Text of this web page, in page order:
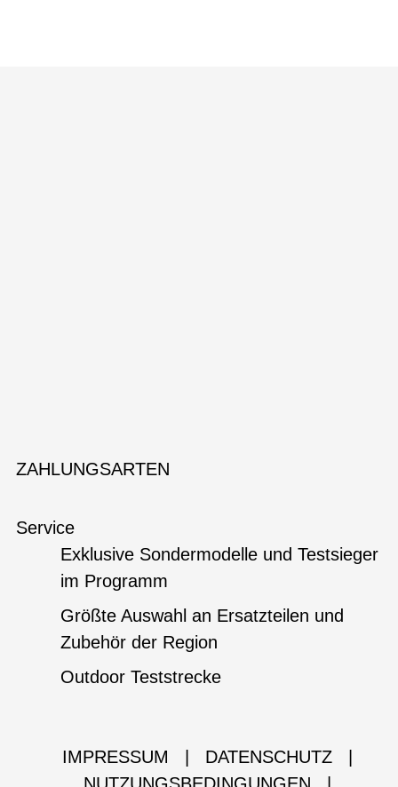
ZAHLUNGSARTEN
Service
Exklusive Sondermodelle und Testsieger
im Programm
Größte Auswahl an Ersatzteilen und
Zubehör der Region
Outdoor Teststrecke
IMPRESSUM DATENSCHUTZ